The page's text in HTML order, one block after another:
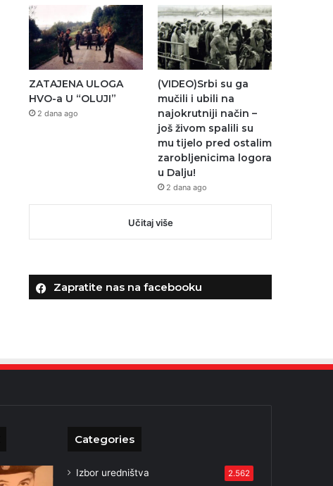
ZATAJENA ULOGA
HVO-a U “OLUJI”
2 dana ago
(VIDEO)Srbi su ga
mučili i ubili na
najokrutniji način –
još živom spalili su
mu tijelo pred ostalim
zarobljenicima logora
u Dalju!
2 dana ago
Učitaj više
Zapratite nas na facebooku
Categories
Izbor uredništva 2.562